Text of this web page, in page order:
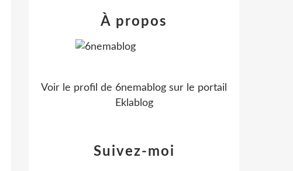
Suivez-moi
À propos
Voir le profil de 6nemablog sur le portail
Eklablog